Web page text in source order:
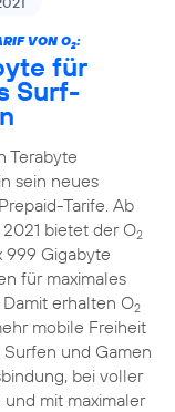
VON O2:
für
Surf-
Terabyte
sein neues
Tarife. Ab
bietet der O2
999 Gigabyte
für maximales
erhalten O2
mobile Freiheit
und Gamen
bei voller
mit maximaler